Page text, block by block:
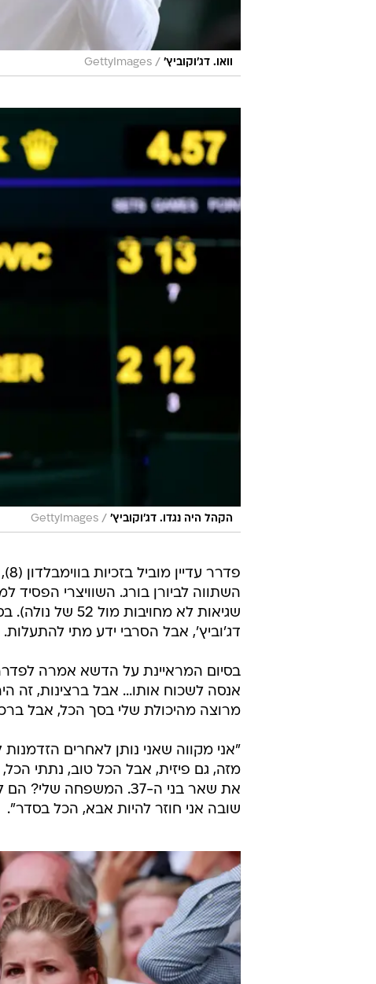
וואו. דג'וקוביץ' /
GettyImages
הקהל היה נגדו. דג'וקוביץ' /
GettyImages
דג'וביץ', אבל הסרבי ידע מתי להתעלות.
בסיום המראיינת על הדשא אמרה לפדרר
אנסה לשכוח אותו... אבל ברצינות, זה
מרוצה מהיכולת שלי בסך הכל, אבל
מזה, גם פיזית, אבל הכל טוב, נתתי הכל,
את שאר בני ה-37.
שובה אני חוזר להיות אבא, הכל בסדר".